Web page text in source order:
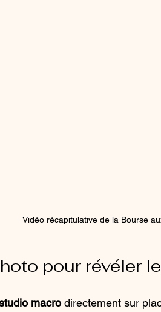
Vidéo récapitulative de la Bourse
pour révéler
macro directement sur